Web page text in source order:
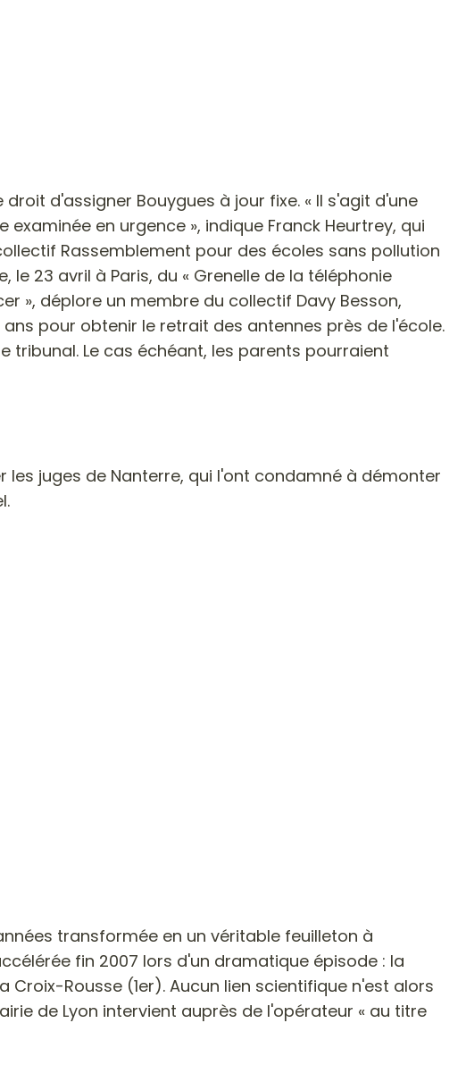
d'assigner Bouygues à jour fixe. « Il s'agit d'une
en urgence », indique Franck Heurtrey, qui
Rassemblement pour des écoles sans pollution
23 avril à Paris, du « Grenelle de la téléphonie
», déplore un membre du collectif Davy Besson,
pour obtenir le retrait des antennes près de l'école.
Le cas échéant, les parents pourraient
juges de Nanterre, qui l'ont condamné à démonter
transformée en un véritable feuilleton à
fin 2007 lors d'un dramatique épisode : la
Rousse (1er). Aucun lien scientifique n'est alors
de Lyon intervient auprès de l'opérateur « au titre